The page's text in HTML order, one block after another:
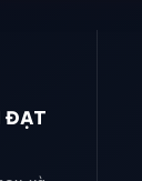
ĐẠT